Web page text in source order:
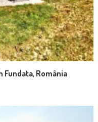
Fundata, România